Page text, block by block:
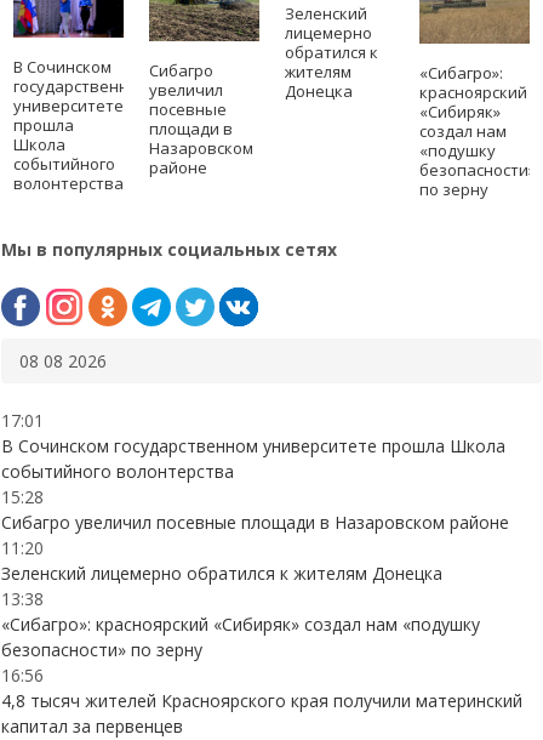
В Сочинском
государственном
университете
прошла
Школа
событийного
волонтерства
Сибагро
увеличил
посевные
площади в
Назаровском
районе
Зеленский
лицемерно
обратился к
жителям
Донецка
«Сибагро»:
красноярский
«Сибиряк»
создал нам
«подушку
безопасности»
по зерну
Мы в популярных социальных сетях
08 08 2026
17:01
В Сочинском государственном университете прошла Школа
событийного волонтерства
15:28
Сибагро увеличил посевные площади в Назаровском районе
11:20
Зеленский лицемерно обратился к жителям Донецка
13:38
«Сибагро»: красноярский «Сибиряк» создал нам «подушку
безопасности» по зерну
16:56
4,8 тысяч жителей Красноярского края получили материнский
капитал за первенцев